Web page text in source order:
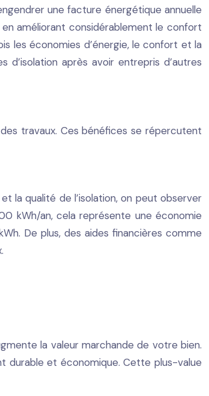
une facture énergétique annuelle
améliorant considérablement le confort
les économies d’énergie, le confort et la
après avoir entrepris d’autres
travaux. Ces bénéfices se répercutent
la qualité de l’isolation, on peut observer
kWh/an, cela représente une économie
De plus, des aides financières comme
la valeur marchande de votre bien.
durable et économique. Cette plus-value